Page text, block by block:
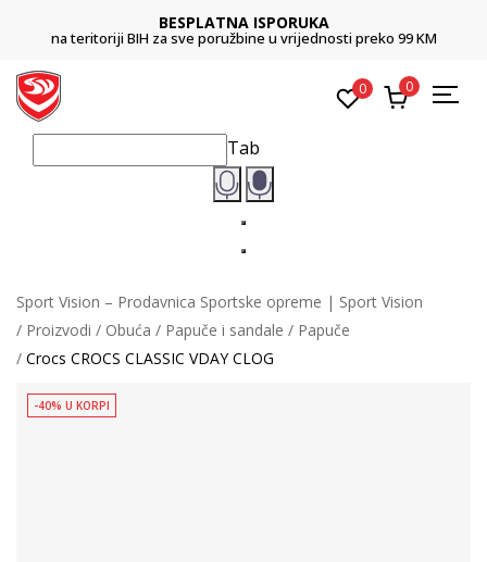
BESPLATNA ISPORUKA
na teritoriji BIH za sve poružbine u vrijednosti preko 99 KM
0 0
Tab
Sport Vision – Prodavnica Sportske opreme | Sport Vision
Proizvodi
Obuća Papuče i sandale
Papuče
Crocs CROCS CLASSIC VDAY CLOG
-40% U KORPI